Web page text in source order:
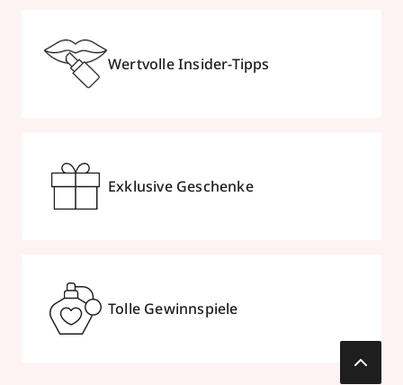
Wertvolle Insider-Tipps
Exklusive Geschenke
Tolle Gewinnspiele